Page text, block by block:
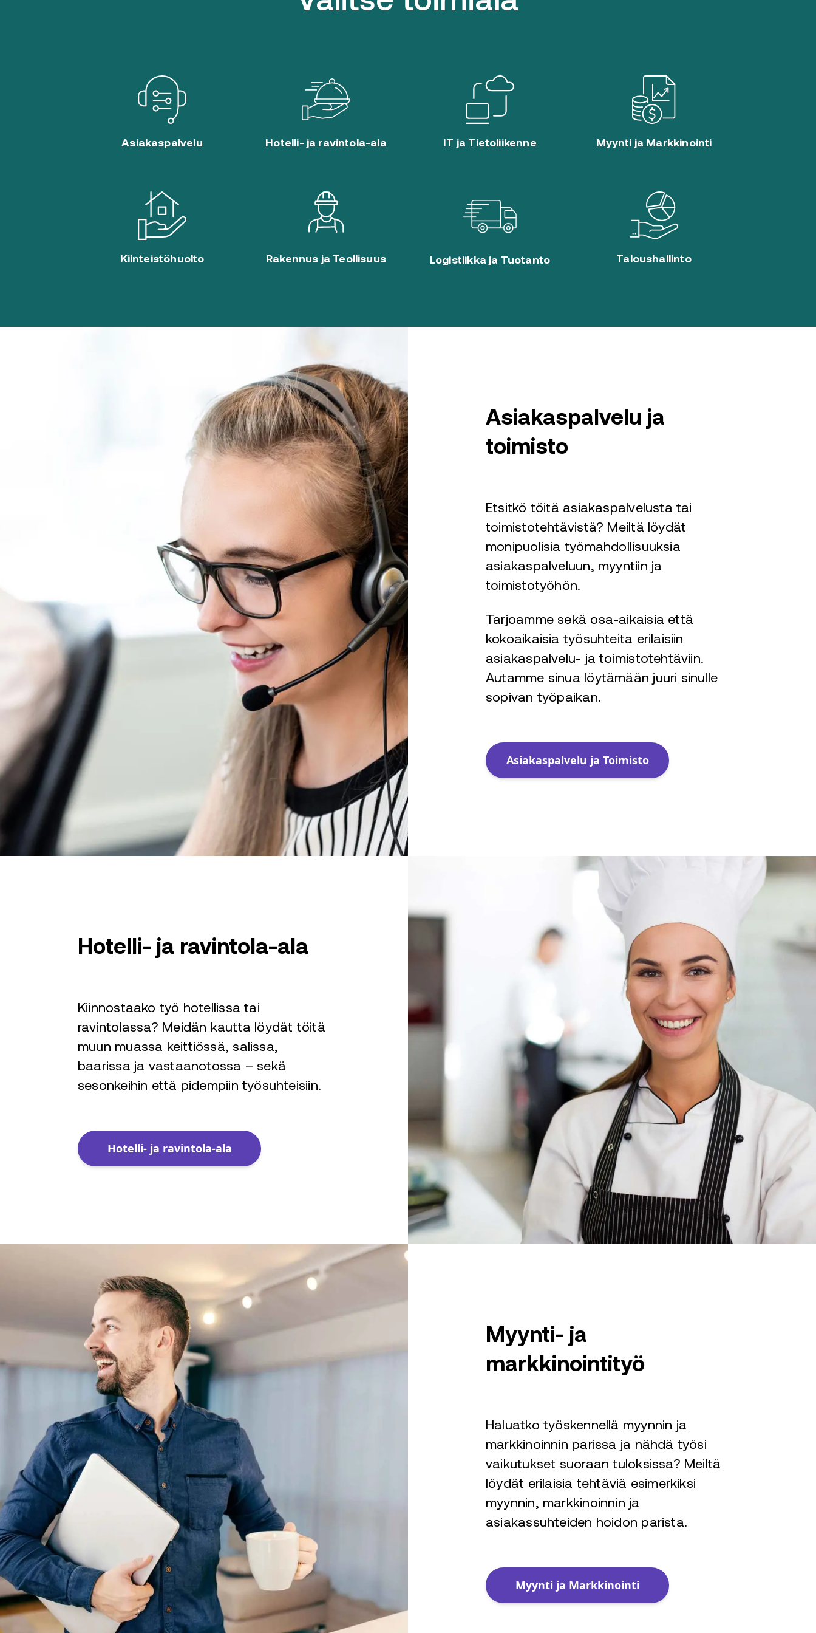
Asiakaspalvelu Hotelli- ja ravintola-ala IT ja Tietoliikenne Myynti ja Markkinointi
Kiinteistöhuolto Rakennus ja Teollisuus Logistiikka ja Tuotanto Taloushallinto
Asiakaspalvelu ja
toimisto
Etsitkö töitä asiakaspalvelusta tai
toimistotehtävistä? Meiltä löydät
monipuolisia työmahdollisuuksia
asiakaspalveluun, myyntiin ja
toimistotyöhön.
Tarjoamme sekä osa-aikaisia että
kokoaikaisia työsuhteita erilaisiin
asiakaspalvelu- ja toimistotehtäviin.
Autamme sinua löytämään juuri sinulle
sopivan työpaikan.
Asiakaspalvelu ja Toimisto
Hotelli- ja ravintola-ala
Kiinnostaako työ hotellissa tai
ravintolassa? Meidän kautta löydät töitä
muun muassa keittiössä, salissa,
baarissa ja vastaanotossa – sekä
sesonkeihin että pidempiin työsuhteisiin.
Hotelli- ja ravintola-ala
Myynti- ja
markkinointityö
Haluatko työskennellä myynnin ja
markkinoinnin parissa ja nähdä työsi
vaikutukset suoraan tuloksissa? Meiltä
löydät erilaisia tehtäviä esimerkiksi
myynnin, markkinoinnin ja
asiakassuhteiden hoidon parista.
Myynti ja Markkinointi